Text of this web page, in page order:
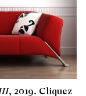
, 2019. Cliquez